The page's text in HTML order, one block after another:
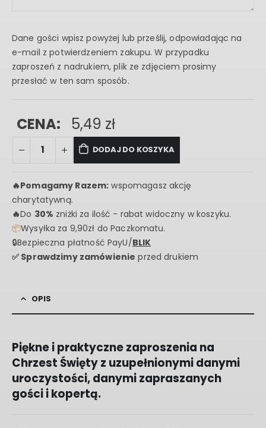
Dane gości wpisz powyżej lub prześlij, odpowiadając na
e-mail z potwierdzeniem zakupu. W przypadku
zaproszeń z nadrukiem, plik ze zdjęciem prosimy
przesłać w ten sam sposób.
CENA: 5,49 zł
DODAJ DO KOSZYKA
🔥Pomagamy Razem: wspomagasz akcję
charytatywną.
🔥Do 30% zniżki za ilość - rabat widoczny w koszyku.
📦Wysyłka za 9,90zł do Paczkomatu.
🔒Bezpieczna płatność PayU/BLIK
✅ Sprawdzimy zamówienie przed drukiem
OPIS
Piękne i praktyczne zaproszenia na
Chrzest Święty z uzupełnionymi danymi
uroczystości, danymi zapraszanych
gości i kopertą.